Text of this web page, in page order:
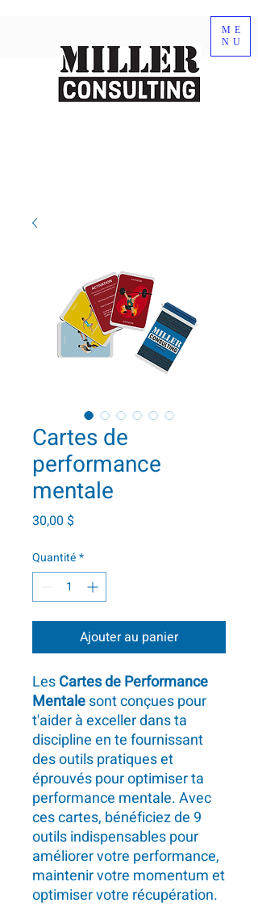
ME
NU
Cartes de
performance
mentale
30,00 $
Quantité*
Ajouter au panier
LesCartes de Performance
Mentalesont conçues pour
t'aider à exceller dans ta
discipline en te fournissant
des outils pratiques et
éprouvés pour optimiser ta
performance mentale. Avec
ces cartes, bénéficiez de 9
outils indispensables pour
améliorer votre performance,
maintenir votre momentum et
optimiser votre récupération.